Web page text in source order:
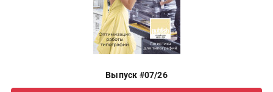
Выпуск #07/26